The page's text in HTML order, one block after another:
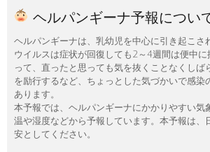
ヘルパンギーナ予報につい
ヘルパンギーナは、乳幼児を中心に引き起こさ
ウイルスは症状が回復しても2～4週間は便中
って、直ったと思っても気を抜くことなくしば
を励行するなど、ちょっとした気づかいで感染
あります。
本予報では、ヘルパンギーナにかかりやすい気
温や湿度などから予報しています。本予報は、
安としてください。